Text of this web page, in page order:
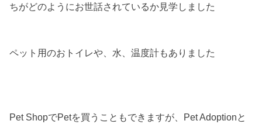
ちがどのようにお世話されているか見学しました
ペット用のおトイレや、水、温度計もありました
Pet ShopでPetを買うこともできますが、Pet Adoptionと